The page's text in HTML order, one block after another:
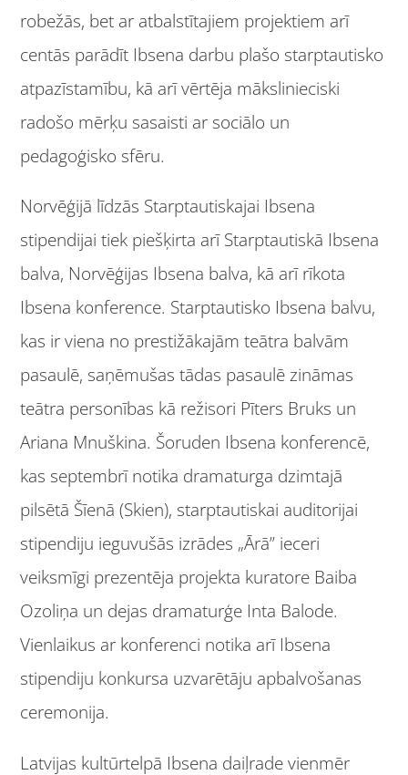
robežās, bet ar atbalstītajiem projektiem arī
centās parādīt Ibsena darbu plašo starptautisko
atpazīstamību, kā arī vērtēja mākslinieciski
radošo mērķu sasaisti ar sociālo un
pedagoģisko sfēru.
Norvēģijā līdzās Starptautiskajai Ibsena
stipendijai tiek piešķirta arī Starptautiskā Ibsena
balva, Norvēģijas Ibsena balva, kā arī rīkota
Ibsena konference. Starptautisko Ibsena balvu,
kas ir viena no prestižākajām teātra balvām
pasaulē, saņēmušas tādas pasaulē zināmas
teātra personības kā režisori Pīters Bruks un
Ariana Mnuškina. Šoruden Ibsena konferencē,
kas septembrī notika dramaturga dzimtajā
pilsētā Šīenā (Skien), starptautiskai auditorijai
stipendiju ieguvušās izrādes „Ārā” ieceri
veiksmīgi prezentēja projekta kuratore Baiba
Ozoliņa un dejas dramaturģe Inta Balode.
Vienlaikus ar konferenci notika arī Ibsena
stipendiju konkursa uzvarētāju apbalvošanas
ceremonija.
Latvijas kultūrtelpā Ibsena daiļrade vienmēr